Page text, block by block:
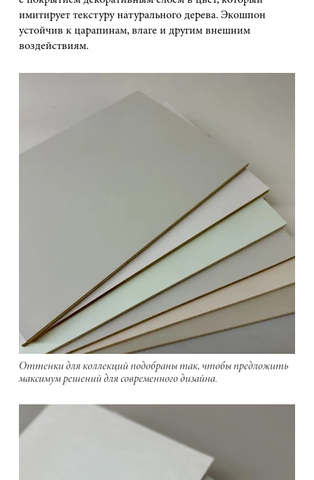
имитирует текстуру натурального дерева. Экошпон
устойчив к царапинам, влаге и другим внешним
воздействиям.
Оттенки для коллекций подобраны так, чтобы предложить
максимум решений для современного дизайна.